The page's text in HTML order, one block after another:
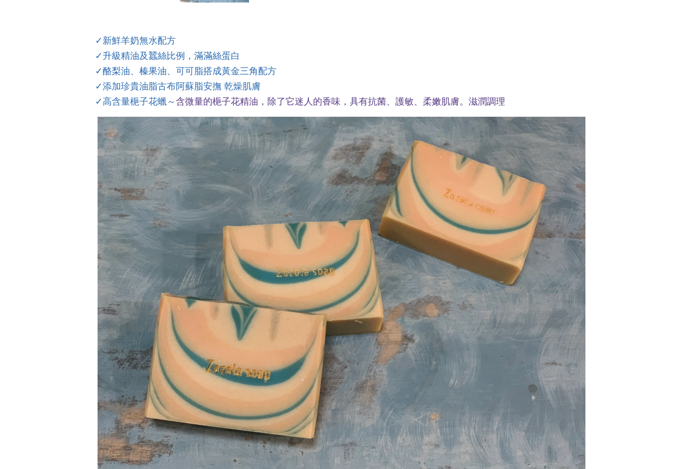
✓新鮮羊奶無水配方
✓升級精油及蠶絲 比例，滿滿絲蛋白
✓酪梨油、榛果油、可可脂搭成黃金三角配方
✓添加珍貴油脂古布阿蘇脂安撫 乾燥肌膚
✓高含量梔子花蠟～ 含微量的梔子花精油，除了它迷人的香味，具有抗菌、護敏、柔嫩肌膚。滋潤調理